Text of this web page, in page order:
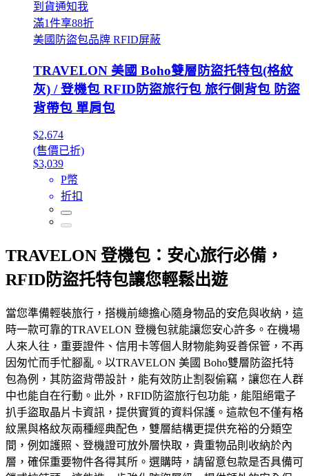
到貨通知我
滿1件享88折
美國防盜包品牌 RFID屏蔽
TRAVELON 美國 Boho雙層防盜托特包(格紋
灰) / 登機包 RFID防盜旅行包 旅行側背包 防盜
背帶包 單肩包
$2,674
(售價已折)
$3,039
P幣
折扣
TRAVELON 登機包：安心旅行必備，
RFID防盜托特包讓您輕鬆出遊
當您準備輕裝旅行，搭機前總擔心隨身物品的安危與收納，這
時一款可靠的TRAVELON 登機包就能讓您安心許多。在機場
人來人往，重要證件、信用卡等個人財物能夠妥善保管，不再
因匆忙而手忙腳亂。以TRAVELON 美國 Boho雙層防盜托特
包為例，其防盜背帶設計，能有效防止割裂偷竊，讓您在人群
中也能自在行動。此外，RFID防盜旅行包功能，能阻絕電子
扒手盜取晶片卡資訊，提供實質的資料保護。這款包不僅有格
紋黑與格紋灰兩種經典配色，雙層結構更提供充裕的分類空
間，例如護照、登機證可放外層快取，貴重物品則收納於內
層，確保重要物件各得其所。選購時，請留意包款是否具備可